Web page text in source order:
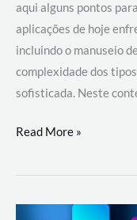
aqui alguns pontos
aplicações de hoje
incluindo o manuseio
complexidade dos
sofisticada. Neste
Por
migrar
Read More »